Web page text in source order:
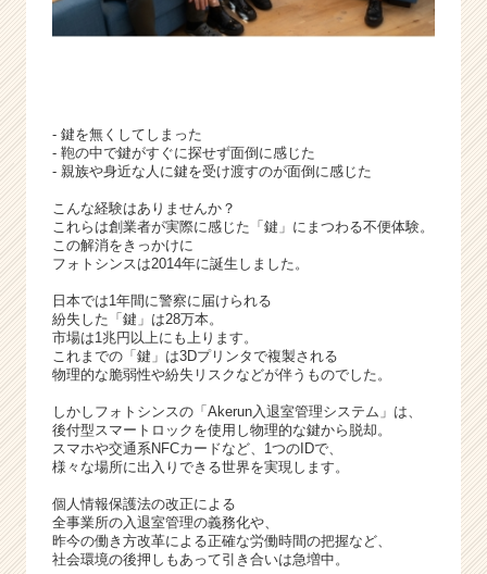
o
ン
チ
ャ
成
長
企
業
か
ら
ス
カ
ウ
ト
が
届
く
就
活
サ
- 鍵を無くしてしまった
- 鞄の中で鍵がすぐに探せず面倒に感じた
- 親族や身近な人に鍵を受け渡すのが面倒に感じた
こんな経験はありませんか？
これらは創業者が実際に感じた「鍵」にまつわる不便体験。
この解消をきっかけに
フォトシンスは2014年に誕生しました。
日本では1年間に警察に届けられる
紛失した「鍵」は28万本。
市場は1兆円以上にも上ります。
これまでの「鍵」は3Dプリンタで複製される
物理的な脆弱性や紛失リスクなどが伴うものでした。
しかしフォトシンスの「Akerun入退室管理システム」は、
後付型スマートロックを使用し物理的な鍵から脱却。
スマホや交通系NFCカードなど、1つのIDで、
様々な場所に出入りできる世界を実現します。
個人情報保護法の改正による
全事業所の入退室管理の義務化や、
昨今の働き方改革による正確な労働時間の把握など、
社会環境の後押しもあって引き合いは急増中。